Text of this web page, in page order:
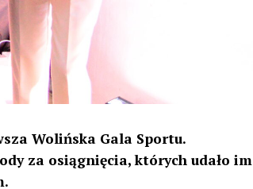
Wolińska Gala Sportu.
za osiągnięcia, których udało im